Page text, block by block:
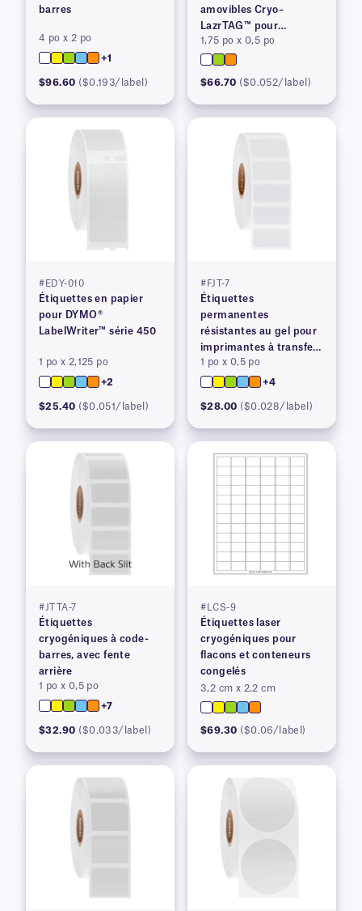
barres
4 po x 2 po
+1
$96.60 ($0.193/label)
amovibles Cryo–
LazrTAG™ pour
imprimantes laser
1,75 po x 0,5 po
$66.70 ($0.052/label)
#EDY-010
Étiquettes en papier
pour DYMO®
LabelWriter™ série 450
1 po x 2,125 po
+2
$25.40 ($0.051/label)
#FJT-7
Étiquettes
permanentes
résistantes au gel pour
imprimantes à transfert
thermique, avec fente
arrière
1 po x 0,5 po
+4
$28.00 ($0.028/label)
#JTTA-7
Étiquettes
cryogéniques à code-
barres, avec fente
arrière
1 po x 0,5 po
+7
$32.90 ($0.033/label)
#LCS-9
Étiquettes laser
cryogéniques pour
flacons et conteneurs
congelés
3,2 cm x 2,2 cm
$69.30 ($0.06/label)